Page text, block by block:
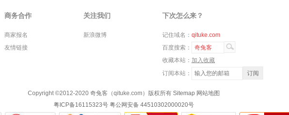
商务合作
商家报名
友情链接
关注我们
新浪微博
下次怎么来？
记住域名： qituke.com
百度搜索：
奇兔客
收藏本站： 加入收藏
订阅本站：
Copyright ©2012-2020 奇兔客（qituke.com）版权所有 Sitemap 网站地图
粤ICP备16115323号 粤公网安备 44510302000020号